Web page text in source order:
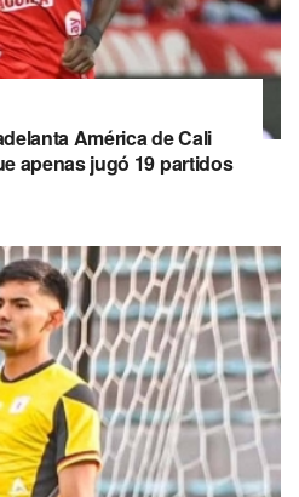
América de Cali
apenas jugó 19 partidos